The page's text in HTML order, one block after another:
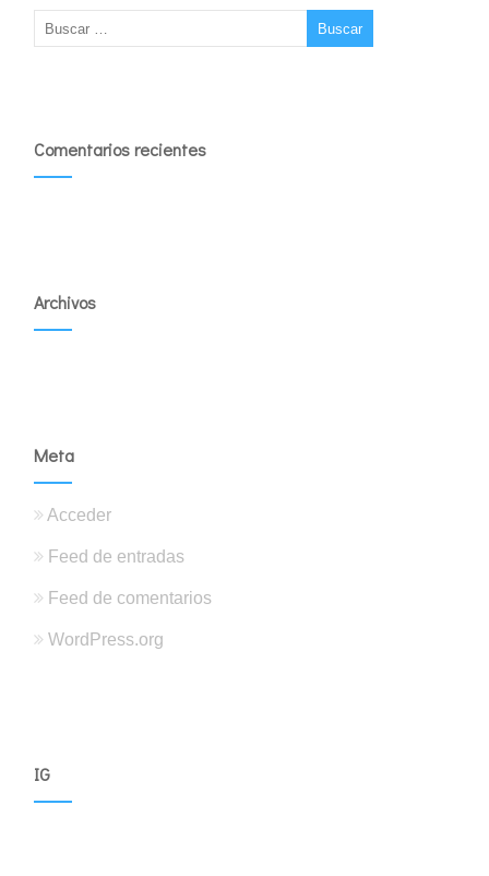
Comentarios recientes
Archivos
Meta
Acceder
Feed de entradas
Feed de comentarios
WordPress.org
IG